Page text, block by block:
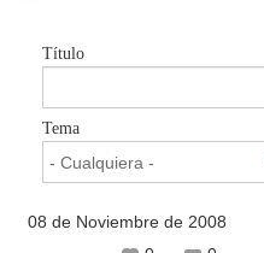
Título
Tema
08 de Noviembre de 2008